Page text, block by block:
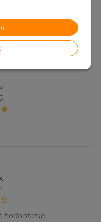
hodnotenie.